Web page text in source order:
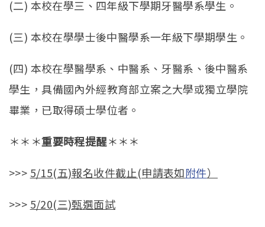
(二) 本校在學三、四年級下學期牙醫學系學生。
(三) 本校在學學士後中醫學系一年級下學期學生。
(四) 本校在學醫學系、中醫系、牙醫系、後中醫系
學生，具備國內外經教育部立案之大學或獨立學院
畢業，已取得碩士學位者。
＊＊＊重要時程提醒＊＊＊
>>> 5/15(五)報名收件截止(申請表如附件）
>>> 5/20(三)甄選面試